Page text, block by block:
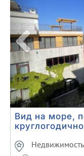
Вид на море,